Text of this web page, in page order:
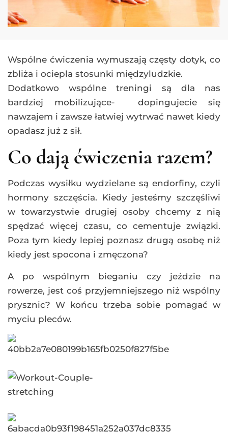
Wspólne ćwiczenia wymuszają częsty dotyk, co
zbliża i ociepla stosunki międzyludzkie.
Dodatkowo wspólne treningi są dla nas
bardziej mobilizujące- dopingujecie się
nawzajem i zawsze łatwiej wytrwać nawet kiedy
opadasz już z sił.
Co dają ćwiczenia razem?
Podczas wysiłku wydzielane są endorfiny, czyli
hormony szczęścia. Kiedy jesteśmy szczęśliwi
w towarzystwie drugiej osoby chcemy z nią
spędzać więcej czasu, co cementuje związki.
Poza tym kiedy lepiej poznasz drugą osobę niż
kiedy jest spocona i zmęczona?
A po wspólnym bieganiu czy jeździe na
rowerze, jest coś przyjemniejszego niż wspólny
prysznic? W końcu trzeba sobie pomagać w
myciu pleców.